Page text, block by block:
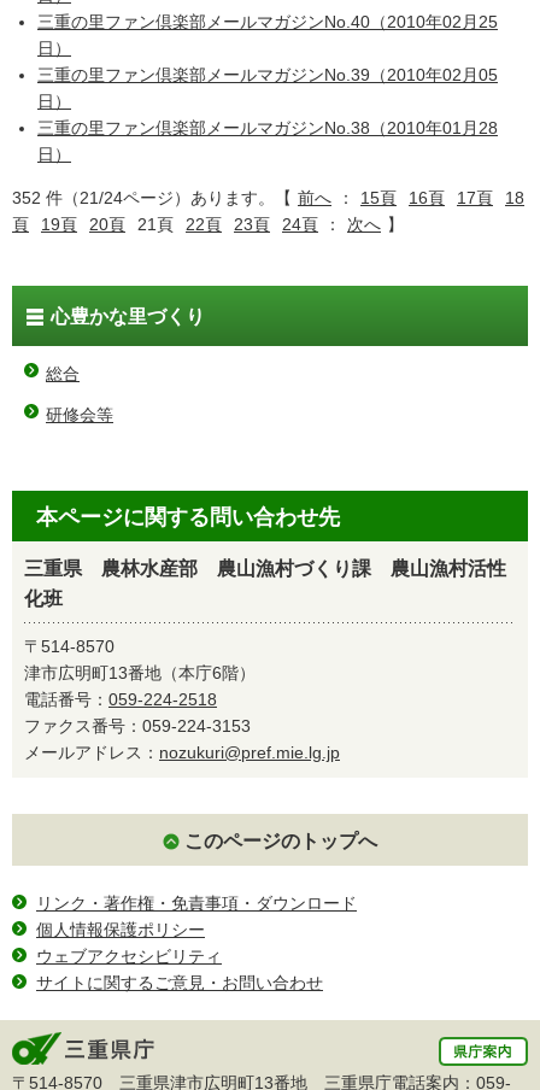
三重の里ファン倶楽部メールマガジンNo.40（2010年02月25
日）
三重の里ファン倶楽部メールマガジンNo.39（2010年02月05
日）
三重の里ファン倶楽部メールマガジンNo.38（2010年01月28
日）
352 件（21/24ページ）あります。【 前へ ： 15頁 16頁 17頁
18
頁
19頁 20頁 21頁 22頁 23頁 24頁 ： 次へ 】
心豊かな里づくり
総合
研修会等
本ページに関する問い合わせ先
三重県 農林水産部 農山漁村づくり課 農山漁村活性
化班
〒514-8570
津市広明町13番地（本庁6階）
電話番号： 059-224-2518
ファクス番号：059-224-3153
メールアドレス： nozukuri@pref.mie.lg.jp
このページのトップへ
リンク・著作権・免責事項・ダウンロード
個人情報保護ポリシー
ウェブアクセシビリティ
サイトに関するご意見・お問い合わせ
〒514-8570 三重県津市広明町13番地 三重県庁電話案内： 059-